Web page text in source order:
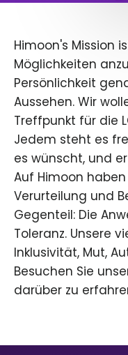
Himoon's Mission
Möglichkeiten
Persönlichkeit
Aussehen. Wir
Treffpunkt für die
Jedem steht es
es wünscht, und
Auf Himoon haben
Verurteilung und
Gegenteil: Die
Toleranz. Unsere
Inklusivität, Mut,
Besuchen Sie
darüber zu